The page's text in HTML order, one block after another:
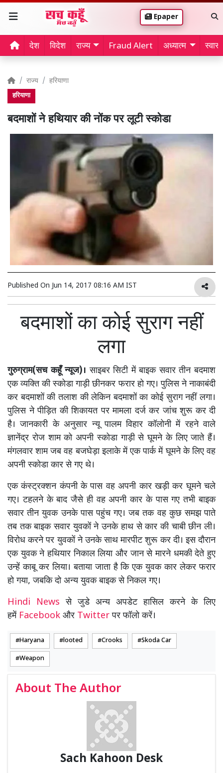
Epaper
देश विदेश राज्य Fraud Alert अध्यात्म
राज्य हरियाणा
हरियाणा
बदमाशों ने हथियार की नोंक पर लूटी स्कोडा
Published On Jun 14, 2017 08:16 AM IST
बदमाशों का कोई सुराग नहीं
लगा
गुरुग्राम(सच कहूँ न्यूज)। साइबर सिटी में बाइक सवार तीन बदमाश
एक व्यक्ति की स्कोडा गाड़ी छीनकर फरार हो गए। पुलिस ने नाकाबंदी
कर बदमाशों की तलाश की लेकिन बदमाशों का कोई सुराग नहीं लगा।
पुलिस ने पीड़ित की शिकायत पर मामला दर्ज कर जांच शुरू कर दी
है। जानकारी के अनुसार न्यू पालम विहार कॉलोनी में रहने वाले
ज्ञानेंद्र रोज शाम को अपनी स्कोडा गाड़ी से घूमने के लिए जाते हैं।
मंगलवार शाम जब वह बजघेड़ा इलाके में एक पार्क में घूमने के लिए वह
अपनी स्कोडा कार से गए थे।
एक कंस्ट्रक्शन कंपनी के पास वह अपनी कार खड़ी कर घूमने चले
गए। टहलने के बाद जैसे ही वह अपनी कार के पास गए तभी बाइक
सवार तीन युवक उनके पास पहुंच गए। जब तक वह कुछ समझ पाते
तब तक बाइक सवार युवकों ने उनके हाथ से कार की चाबी छीन ली।
विरोध करने पर युवकों ने उनके साथ मारपीट शुरू कर दी। इस दौरान
एक युवक ने हथियार निकाल लिया और जान से मारने धमकी देते हुए
उन्हें काबू कर लिया। बताया जाता है कि एक युवक कार लेकर फरार
हो गया, जबकि दो अन्य युवक बाइक से निकल गए।
Hindi Newsसे जुडे अन्य अपडेट हासिल करने के लिए
हमें Facebook और Twitterपर फॉलो करें।
Haryana looted Crooks Skoda Car
Weapon
About The Author
Sach Kahoon Desk